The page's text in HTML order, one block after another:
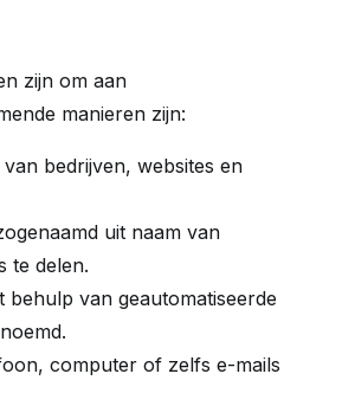
zijn om aan
manieren zijn:
bedrijven, websites en
uit naam van
te delen.
van geautomatiseerde
computer of zelfs e-mails